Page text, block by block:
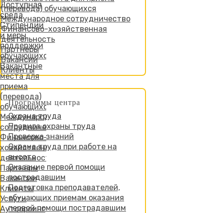
Доступная
среда
Стипендии
и меры
поддержки
обучающихся
Вакантные
места для
приема
(перевода)
обучающихся
Международное
сотрудничество
Финансово-
хозяйственная
деятельность
Партнёры
Вакансии
Клиенты
Услуги
Аутсорсинг
(перевода) обучающихся
Международное сотрудничество
Финансово-хозяйственная
деятельность
Партнёры
Вакансии
Клиенты
Программы центра
Охрана труда
Правила охраны труда
Проверка знаний
Охрана труда при работе на
высоте
Оказание первой помощи
пострадавшим
Подготовка преподавателей,
обучающих приемам оказания
первой помощи пострадавшим